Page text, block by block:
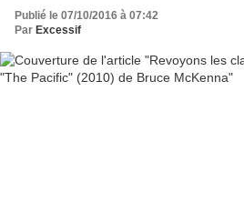
Publié le 07/10/2016 à 07:42
Par Excessif